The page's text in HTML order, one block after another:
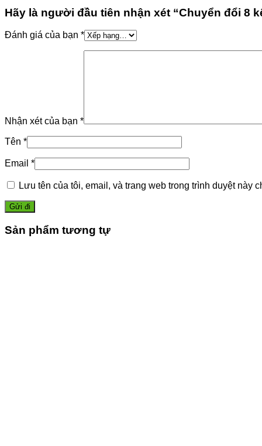
Hãy là người đầu tiên nhận xét “Chuyển đổi 8
Đánh giá của bạn *
Nhận xét của bạn *
Tên *
Email *
Lưu tên của tôi, email, và trang web trong trình duyệt này
Sản phẩm tương tự